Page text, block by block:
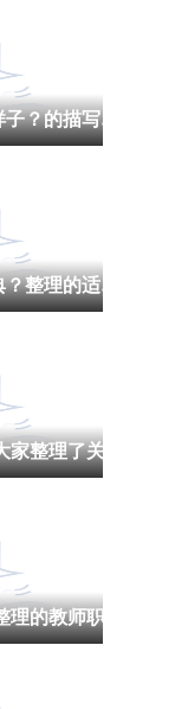
被广泛运用的诗句都是什么样子？的描写草原的诗句
什么样的句子才算得上是经典？整理的适合抄在摘抄本上的句子